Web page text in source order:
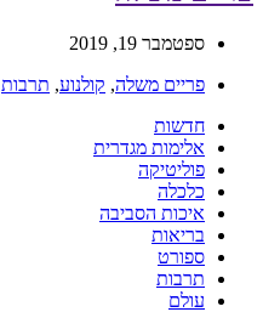
ספטמבר 19, 2019
פריים משלה, קולנוע, תרבות
חדשות
אלימות מגדרית
פוליטיקה
כלכלה
איכות הסביבה
בריאות
ספורט
תרבות
עולם